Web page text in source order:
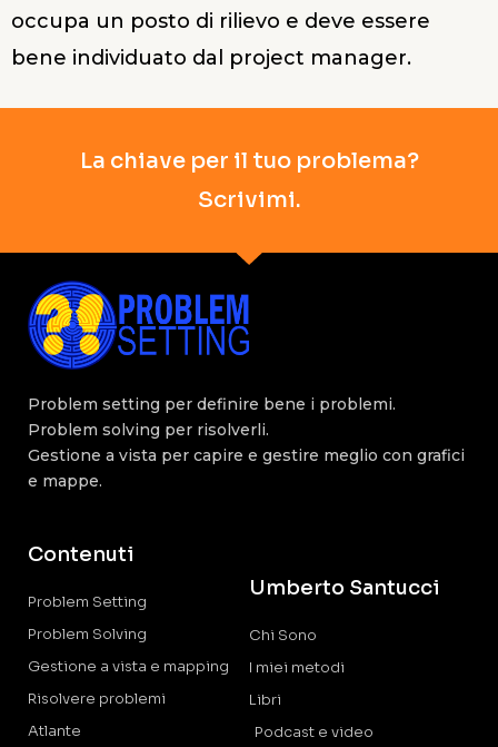
occupa un posto di rilievo e deve essere
bene individuato dal project manager.
La chiave per il tuo problema?
Scrivimi.
Problem setting per definire bene i problemi.
Problem solving per risolverli.
Gestione a vista per capire e gestire meglio con grafici
e mappe.
Contenuti
Problem Setting
Problem Solving
Gestione a vista e mapping
Risolvere problemi
Atlante
Umberto Santucci
Chi Sono
I miei metodi
Libri
Podcast e video